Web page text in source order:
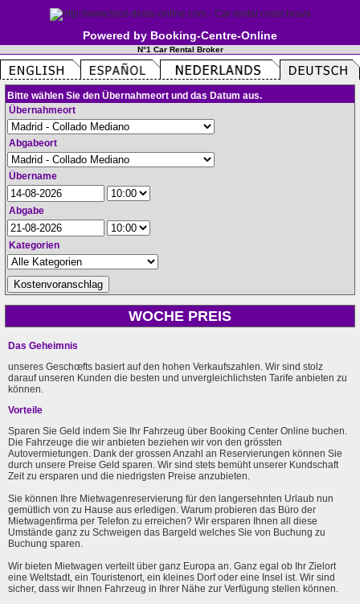
Powered by Booking-Centre-Online
N°1 Car Rental Broker
Bitte wählen Sie den Übernahmeort und das Datum aus.
Übernahmeort
Abgabeort
Übername
Abgabe
Kategorien
WOCHE PREIS
Das Geheimnis
unseres Geschœfts basiert auf den hohen Verkaufszahlen. Wir sind stolz
darauf unseren Kunden die besten und unvergleichlichsten Tarife anbieten zu
können.
Vorteile
Sparen Sie Geld indem Sie Ihr Fahrzeug über Booking Center Online buchen.
Die Fahrzeuge die wir anbieten beziehen wir von den grössten
Autovermietungen. Dank der grossen Anzahl an Reservierungen können Sie
durch unsere Preise Geld sparen. Wir sind stets bemüht unserer Kundschaft
Zeit zu ersparen und die niedrigsten Preise anzubieten.
Sie können Ihre Mietwagenreservierung für den langersehnten Urlaub nun
gemütlich von zu Hause aus erledigen. Warum probieren das Büro der
Mietwagenfirma per Telefon zu erreichen? Wir ersparen Ihnen all diese
Umstände ganz zu Schweigen das Bargeld welches Sie von Buchung zu
Buchung sparen.
Wir bieten Mietwagen verteilt über ganz Europa an. Ganz egal ob Ihr Zielort
eine Weltstadt, ein Touristenort, ein kleines Dorf oder eine Insel ist. Wir sind
sicher, dass wir Ihnen Fahrzeug in Ihrer Nähe zur Verfügung stellen können.